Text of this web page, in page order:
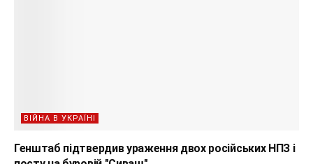
ВІЙНА В УКРАЇНІ
Генштаб підтвердив ураження двох російських НПЗ і